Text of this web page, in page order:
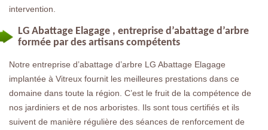
intervention.
LG Abattage Elagage , entreprise d’abattage d’arbre
formée par des artisans compétents
Notre entreprise d’abattage d’arbre LG Abattage Elagage
implantée à Vitreux fournit les meilleures prestations dans ce
domaine dans toute la région. C’est le fruit de la compétence de
nos jardiniers et de nos arboristes. Ils sont tous certifiés et ils
suivent de manière régulière des séances de renforcement de